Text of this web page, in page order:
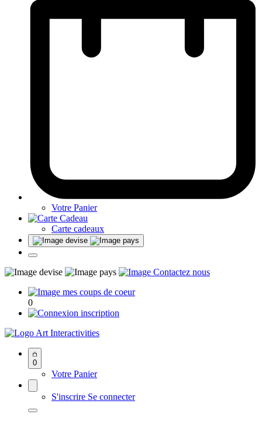
Votre Panier
Carte cadeaux
0
Art Interactivities
0
Votre Panier
S'inscrire Se connecter